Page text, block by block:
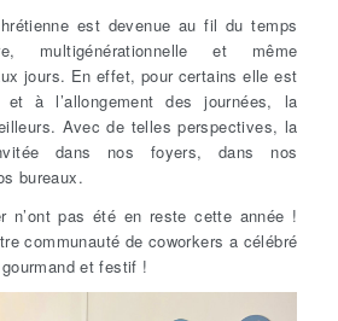
est devenue au fil du temps
multigénérationnelle et même
jours. En effet, pour certains elle est
à l’allongement des journées, la
Avec de telles perspectives, la
dans nos foyers, dans nos
bureaux.
n’ont pas été en reste cette année !
communauté de coworkers a célébré
et festif !